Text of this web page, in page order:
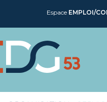
Espace EMPLOI/